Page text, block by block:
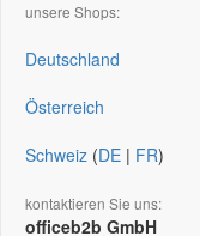
unsere Shops:
Deutschland
Österreich
Schweiz (DE | FR)
kontaktieren Sie uns:
officeb2b GmbH